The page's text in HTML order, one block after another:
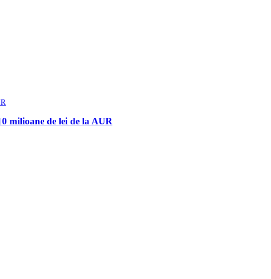
milioane de lei de la AUR